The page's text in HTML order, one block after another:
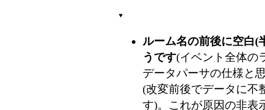
ルーム名の前後に空白(
うです(イベント全体の
データパーサの仕様と
(改変前後でデータに不
す)。これが原因の非表